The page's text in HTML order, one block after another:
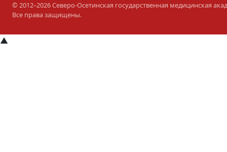
© 2012–2026 Северо-Осетинская государственная медицинская
Все права защищены.
▲